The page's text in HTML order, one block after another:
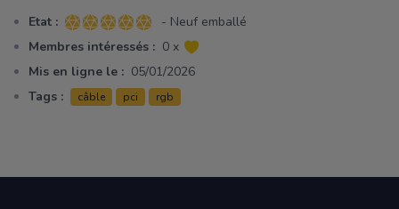
Etat : 5 sur 5 étoiles
- Neuf emballé
Membres intéressés : 0 x
Mis en ligne le : 05/01/2026
Tags :
câble pci rgb